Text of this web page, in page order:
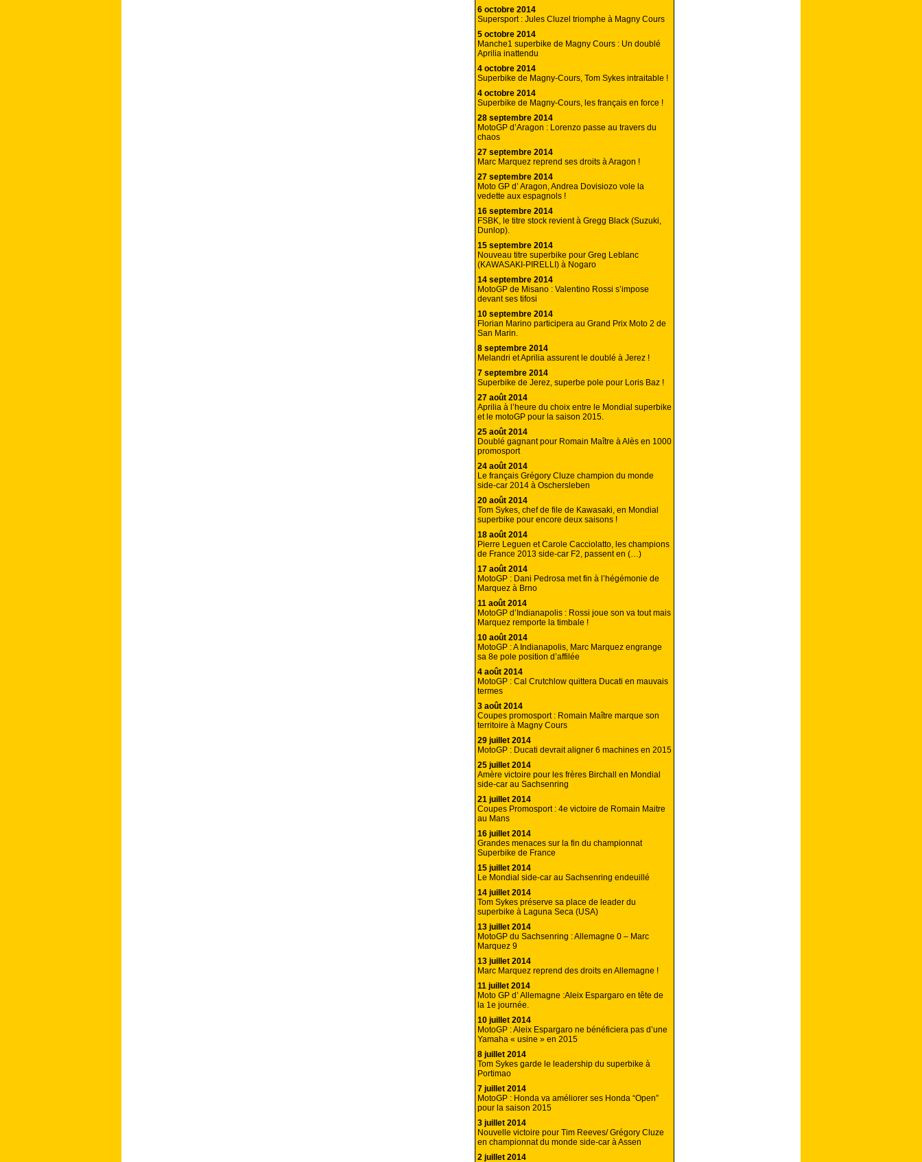
6 octobre 2014
Supersport : Jules Cluzel triomphe à Magny Cours
5 octobre 2014
Manche1 superbike de Magny Cours : Un doublé
Aprilia inattendu
4 octobre 2014
Superbike de Magny-Cours, Tom Sykes intraitable !
4 octobre 2014
Superbike de Magny-Cours, les français en force !
28 septembre 2014
MotoGP d’Aragon : Lorenzo passe au travers du
chaos
27 septembre 2014
Marc Marquez reprend ses droits à Aragon !
27 septembre 2014
Moto GP d’ Aragon, Andrea Dovisiozo vole la
vedette aux espagnols !
16 septembre 2014
FSBK, le titre stock revient à Gregg Black (Suzuki,
Dunlop).
15 septembre 2014
Nouveau titre superbike pour Greg Leblanc
(KAWASAKI-PIRELLI) à Nogaro
14 septembre 2014
MotoGP de Misano : Valentino Rossi s’impose
devant ses tifosi
10 septembre 2014
Florian Marino participera au Grand Prix Moto 2 de
San Marin.
8 septembre 2014
Melandri et Aprilia assurent le doublé à Jerez !
7 septembre 2014
Superbike de Jerez, superbe pole pour Loris Baz !
27 août 2014
Aprilia à l’heure du choix entre le Mondial superbike
et le motoGP pour la saison 2015.
25 août 2014
Doublé gagnant pour Romain Maître à Alès en 1000
promosport
24 août 2014
Le français Grégory Cluze champion du monde
side-car 2014 à Oschersleben
20 août 2014
Tom Sykes, chef de file de Kawasaki, en Mondial
superbike pour encore deux saisons !
18 août 2014
Pierre Leguen et Carole Cacciolatto, les champions
de France 2013 side-car F2, passent en (…)
17 août 2014
MotoGP : Dani Pedrosa met fin à l’hégémonie de
Marquez à Brno
11 août 2014
MotoGP d’Indianapolis : Rossi joue son va tout mais
Marquez remporte la timbale !
10 août 2014
MotoGP : A Indianapolis, Marc Marquez engrange
sa 8e pole position d’affilée
4 août 2014
MotoGP : Cal Crutchlow quittera Ducati en mauvais
termes
3 août 2014
Coupes promosport : Romain Maître marque son
territoire à Magny Cours
29 juillet 2014
MotoGP : Ducati devrait aligner 6 machines en 2015
25 juillet 2014
Amère victoire pour les frères Birchall en Mondial
side-car au Sachsenring
21 juillet 2014
Coupes Promosport : 4e victoire de Romain Maitre
au Mans
16 juillet 2014
Grandes menaces sur la fin du championnat
Superbike de France
15 juillet 2014
Le Mondial side-car au Sachsenring endeuillé
14 juillet 2014
Tom Sykes préserve sa place de leader du
superbike à Laguna Seca (USA)
13 juillet 2014
MotoGP du Sachsenring : Allemagne 0 – Marc
Marquez 9
13 juillet 2014
Marc Marquez reprend des droits en Allemagne !
11 juillet 2014
Moto GP d’ Allemagne :Aleix Espargaro en tête de
la 1e journée.
10 juillet 2014
MotoGP : Aleix Espargaro ne bénéficiera pas d’une
Yamaha « usine » en 2015
8 juillet 2014
Tom Sykes garde le leadership du superbike à
Portimao
7 juillet 2014
MotoGP : Honda va améliorer ses Honda “Open”
pour la saison 2015
3 juillet 2014
Nouvelle victoire pour Tim Reeves/ Grégory Cluze
en championnat du monde side-car à Assen
2 juillet 2014